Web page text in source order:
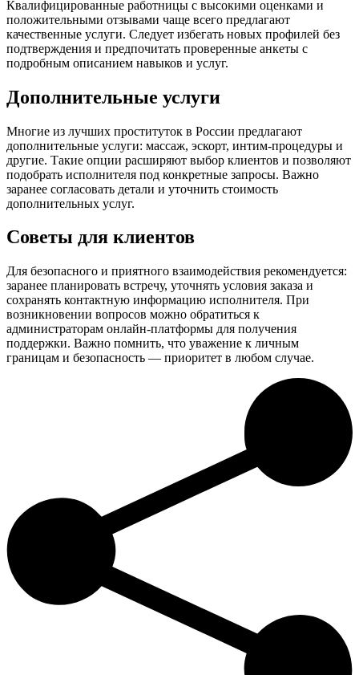
Квалифицированные работницы с высокими оценками и
положительными отзывами чаще всего предлагают
качественные услуги. Следует избегать новых профилей без
подтверждения и предпочитать проверенные анкеты с
подробным описанием навыков и услуг.
Дополнительные услуги
Многие из лучших проституток в России предлагают
дополнительные услуги: массаж, эскорт, интим-процедуры и
другие. Такие опции расширяют выбор клиентов и позволяют
подобрать исполнителя под конкретные запросы. Важно
заранее согласовать детали и уточнить стоимость
дополнительных услуг.
Советы для клиентов
Для безопасного и приятного взаимодействия рекомендуется:
заранее планировать встречу, уточнять условия заказа и
сохранять контактную информацию исполнителя. При
возникновении вопросов можно обратиться к
администраторам онлайн-платформы для получения
поддержки. Важно помнить, что уважение к личным
границам и безопасность — приоритет в любом случае.